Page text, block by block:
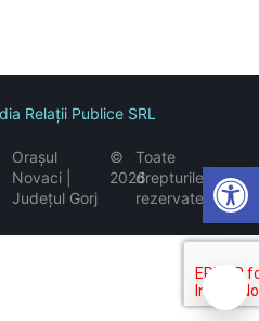
Orașul
Novaci |
Județul Gorj
©
2026
Toate
drepturile
rezervate
Relații Publice SRL